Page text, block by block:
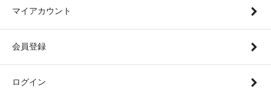
マイアカウント
会員登録
ログイン